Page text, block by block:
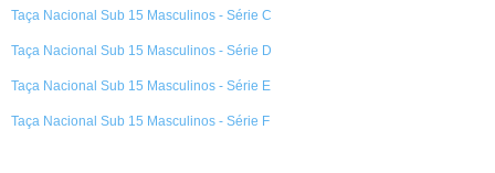
Taça Nacional Sub 15 Masculinos - Série C
Taça Nacional Sub 15 Masculinos - Série D
Taça Nacional Sub 15 Masculinos - Série E
Taça Nacional Sub 15 Masculinos - Série F